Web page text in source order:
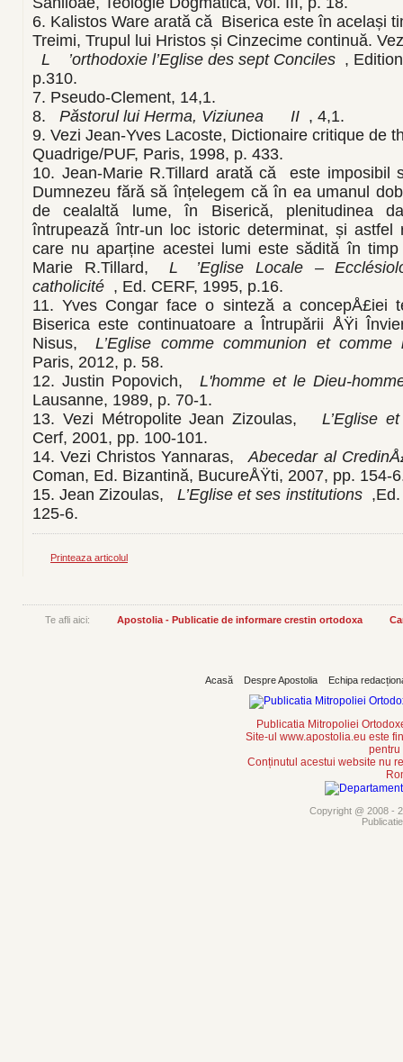
6. Kalistos Ware arată că Biserica este în același
Treimi, Trupul lui Hristos și Cinzecime continuă.
L
’orthodoxie l’Eglise des sept Conciles ,
p.310.
7. Pseudo-Clement, 14,1.
8.
Păstorul lui Herma, Viziunea II , 4,1.
9. Vezi Jean-Yves Lacoste, Dictionaire critique de
Quadrige/PUF, Paris, 1998, p. 433.
10. Jean-Marie R.Tillard arată că este imposibil
Dumnezeu fără să înțelegem că în ea umanul
de cealaltă lume, în Biserică, plenitudinea
întrupează într-un loc istoric determinat, și astfel
care nu aparține acestei lumi este sădită în
Marie R.Tillard,
L
’Eglise Locale –
catholicité , Ed. CERF, 1995, p.16.
11. Yves Congar face o sinteză a concepÅ£iei
Biserica este continuatoare a Întrupării ÅŸi
Nisus,
L’Eglise comme communion et comme
Paris, 2012, p. 58.
12. Justin Popovich,
L'homme et le Dieu-
Lausanne, 1989, p. 70-1.
13. Vezi Métropolite Jean Zizoulas,
L’Eglise
Cerf, 2001, pp. 100-101.
14. Vezi Christos Yannaras,
Abecedar al
Coman, Ed. Bizantină, BucureÅŸti, 2007, pp. 154-
15. Jean Zizoulas,
L’Eglise et ses institutions
125-6.
Printeaza articolul
Te afli aici: Apostolia - Publicatie de informare crestin ortodoxa
Acasă Despre Apostolia Echipa
Publicatia Mitropoliei
Site-ul www.apostolia.eu este
pentru
Conținutul acestui website nu
Copyright @ 2008 -